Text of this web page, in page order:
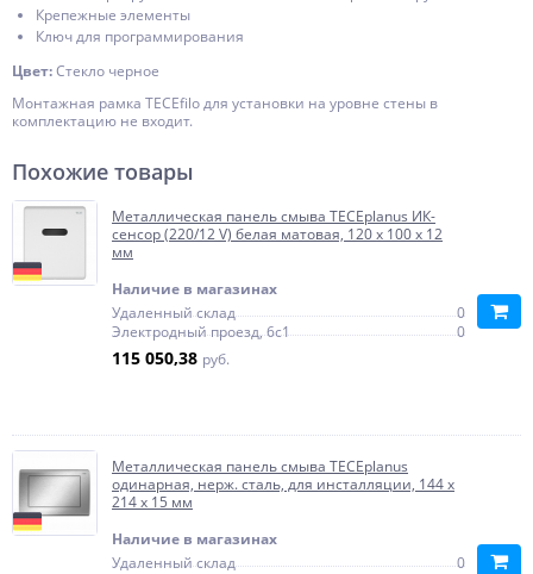
Крепежные элементы
Ключ для программирования
Цвет:Стекло черное
Монтажная рамка TECEfilo для установки на уровне стены в
комплектацию не входит.
Похожие товары
Металлическая панель смыва TECEplanus ИК-
сенсор (220/12 V) белая матовая, 120 x 100 x 12
мм
Наличие в магазинах
Удаленный склад
0
Электродный проезд, 6с1
0
115 050,38 руб.
Металлическая панель смыва TECEplanus
одинарная, нерж. сталь, для инсталляции, 144 x
214 x 15 мм
Наличие в магазинах
Удаленный склад
0